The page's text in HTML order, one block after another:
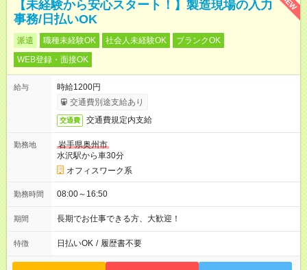
【未経験から安心スタート！】製造現場の入力
事務/日払いOK
派遣 職種未経験OK 社会人未経験OK
ブランクOK
WEB登録・面接OK
給与
時給1200円
交通費別途支給あり
交通費 交通費規定内支給
勤務地
岩手県奥州市
水沢駅から車30分
オフィスワーク系
勤務時間 08:00～16:50
期間 長期でお仕事できる方、大歓迎！
特徴 日払いOK / 履歴書不要